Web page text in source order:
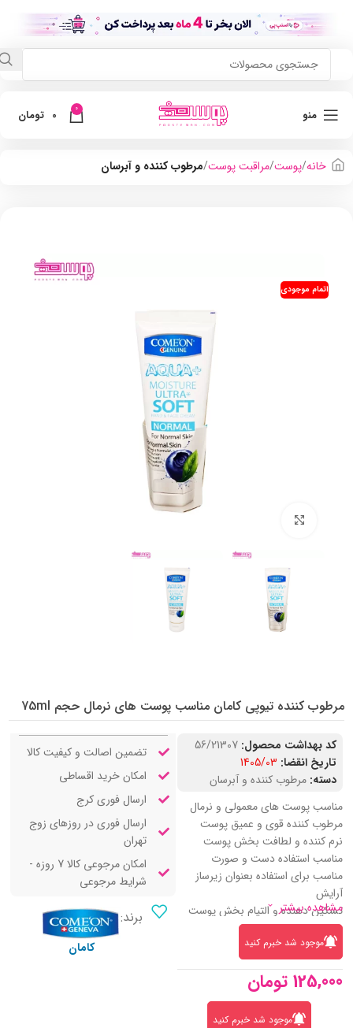
منو 0
0 تومان
خانه پوست مراقبت پوست مرطوب کننده و آبرسان
اتمام موجودی
مرطوب کننده تیوپی کامان مناسب پوست های نرمال حجم 75ml
کد بهداشت محصول: 56/21307
تاریخ انقضا: 1405/03
دسته: مرطوب کننده و آبرسان
مناسب پوست های معمولی و نرمال
مرطوب کننده قوی و عمیق پوست
نرم کننده و لطافت بخش پوست
مناسب استفاده دست و صورت
مناسب برای استفاده بعنوان زیرساز
آرایش
تسکین دهنده و التیام بخش پوست
ضد التهاب و ضد حساسیت
فاقد پارابن و ترکیبات آسیب رسان
جلوگیری از سوزش، قرمزی و خارش
پوست
حاوی عصاره توت، روغن بادام شیرین
و روغن زیتون
مشاهده بیشتر
موجود شد خبرم کنید
125,000 تومان
موجود شد خبرم کنید
تضمین اصالت و کیفیت کالا
امکان خرید اقساطی
ارسال فوری کرج
ارسال فوری در روزهای زوج
تهران
امکان مرجوعی کالا 7 روزه -
شرایط مرجوعی
برند:
کامان